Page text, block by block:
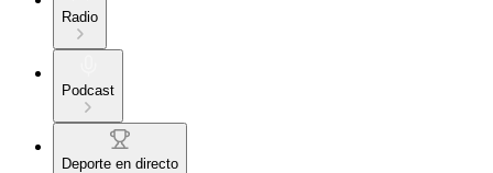
Radio
Podcast
Deporte en directo